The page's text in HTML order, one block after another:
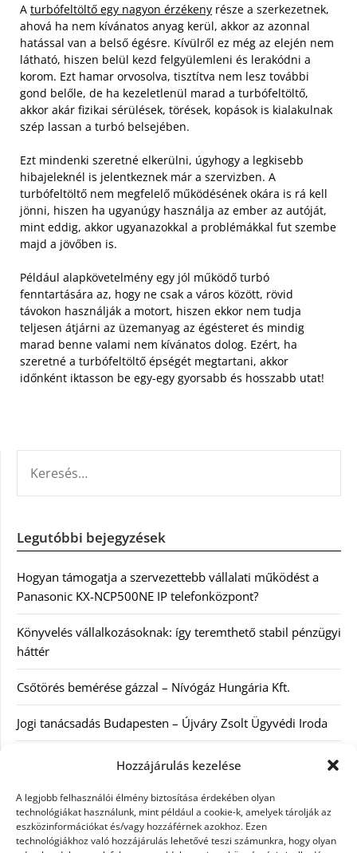
Hozzájárulás kezelése
A legjobb felhasználói élmény biztosítása érdekében olyan
technológiákat használunk, mint például a cookie-k, amelyek tárolják az
eszközinformációkat és/vagy hozzáférnek azokhoz. Ezen
technológiákhoz való hozzájárulás lehetővé teszi számunkra, hogy olyan
A turbófeltöltő egy nagyon érzékeny része a szerkezetnek,
ahová ha nem kívánatos anyag kerül, akkor az azonnal
hatással van a belső égésre. Kívülről ez még az elején nem
látható, hiszen belül kezd felgyülemleni és lerakódni a
korom. Ezt hamar orvosolva, tisztítva nem lesz további
gond belőle, de ha kezeletlenül marad a turbófeltöltő,
akkor akár fizikai sérülések, törések, kopások is kialakulnak
szép lassan a turbó belsejében.
Ezt mindenki szeretné elkerülni, úgyhogy a legkisebb
hibajeleknél is jelentkeznek már a szervizben. A
turbófeltöltő nem megfelelő működésének okára is rá kell
jönni, hiszen ha ugyanúgy használja az ember az autóját,
mint eddig, akkor ugyanazokkal a problémákkal fut szembe
majd a jövőben is.
Például alapkövetelmény egy jól működő turbó
fenntartására az, hogy ne csak a város között, rövid
távokon használják a motort, hiszen ekkor nem tudja
teljesen átjárni az üzemanyag az égésteret és mindig
marad benne valami nem kívánatos dolog. Ezért, ha
szeretné a turbófeltöltő épségét megtartani, akkor
időnként iktasson be egy-egy gyorsabb és hosszabb utat!
Legutóbbi bejegyzések
Hogyan támogatja a szervezettebb vállalati működést a
Panasonic KX-NCP500NE IP telefonközpont?
Könyvelés vállalkozásoknak: így teremthető stabil pénzügyi
háttér
Csőtörés bemérése gázzal – Nívógáz Hungária Kft.
Jogi tanácsadás Budapesten – Újváry Zsolt Ügyvédi Iroda
Arckrémek – mit érdemes tudni az öregedés lassításáról és
Kategóriák